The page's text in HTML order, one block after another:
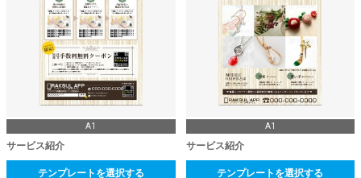
A1
サービス紹介
テンプレートを選択する
A1
サービス紹介
テンプレートを選択する